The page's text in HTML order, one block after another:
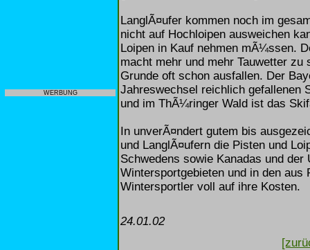
WERBUNG
LanglÃ¤ufer kommen noch im
nicht auf Hochloipen ausweichen
Loipen in Kauf nehmen mÃ¼ssen.
macht mehr und mehr Tauwetter
Grunde oft schon ausfallen. Der
Jahreswechsel reichlich gefallenen
und im ThÃ¼ringer Wald ist das
In unverÃ¤ndert gutem bis
und LanglÃ¤ufern die Pisten und
Schwedens sowie Kanadas und
Wintersportgebieten und in den aus
Wintersportler voll auf ihre Kosten.
24.01.02